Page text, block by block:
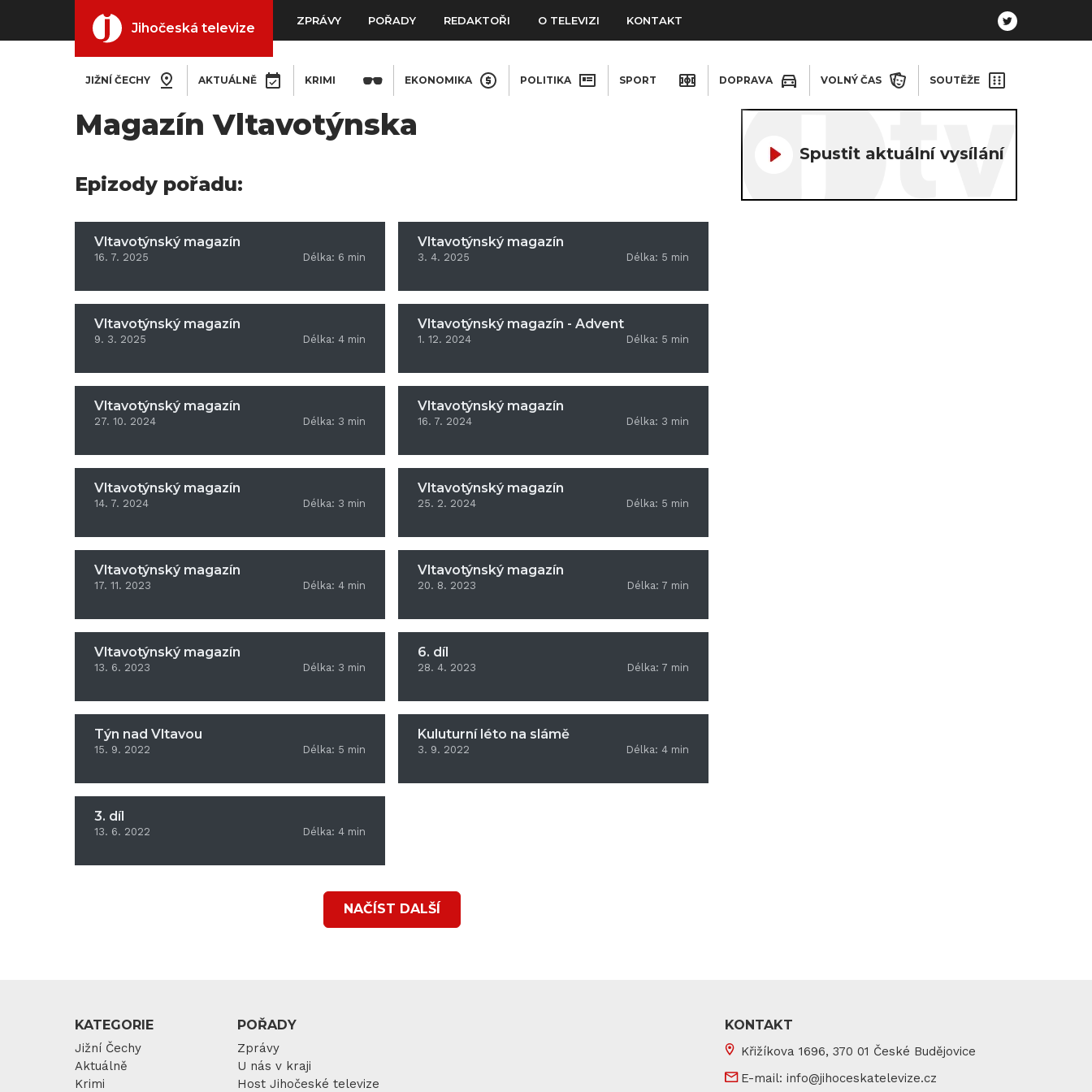
Jihočeská televize
ZPRÁVY POŘADY REDAKTOŘI O TELEVIZI KONTAKT
JIŽNÍ ČECHY AKTUÁLNĚ KRIMI EKONOMIKA POLITIKA SPORT DOPRAVA VOLNÝ ČAS SOUTĚŽE
Magazín Vltavotýnska
Epizody pořadu:
Vltavotýnský magazín
16. 7. 2025 Délka: 6 min
Vltavotýnský magazín
3. 4. 2025 Délka: 5 min
Vltavotýnský magazín
9. 3. 2025 Délka:4 min
Vltavotýnský magazín - Advent
1. 12. 2024 Délka: 5 min
Vltavotýnský magazín
27. 10. 2024 Délka: 3 min
Vltavotýnský magazín
16. 7. 2024 Délka: 3 min
Vltavotýnský magazín
14. 7. 2024 Délka: 3 min
Vltavotýnský magazín
25. 2. 2024 Délka: 5 min
Vltavotýnský magazín
17. 11. 2023 Délka:4 min
Vltavotýnský magazín
20. 8. 2023 Délka: 7 min
Vltavotýnský magazín
13. 6. 2023 Délka: 3 min
6. díl
28. 4. 2023 Délka: 7 min
Týn nad Vltavou
15. 9. 2022 Délka: 5 min
Kuluturní léto na slámě
3. 9. 2022 Délka: 4 min
3. díl
13. 6. 2022 Délka:4 min
NAČÍST DALŠÍ
Spustit aktuální vysílání
KATEGORIE
Jižní Čechy
Aktuálně
Krimi
POŘADY
Zprávy
U nás v kraji
Host Jihočeské televize
KONTAKT
Křižíkova 1696, 370 01 České Budějovice
E-mail: info@jihoceskatelevize.cz